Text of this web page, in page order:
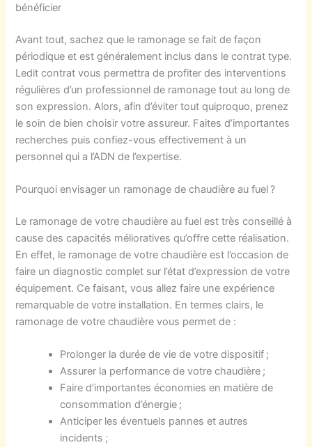
bénéficier
Avant tout, sachez que le ramonage se fait de façon
périodique et est généralement inclus dans le contrat type.
Ledit contrat vous permettra de profiter des interventions
régulières d’un professionnel de ramonage tout au long de
son expression. Alors, afin d’éviter tout quiproquo, prenez
le soin de bien choisir votre assureur. Faites d’importantes
recherches puis confiez-vous effectivement à un
personnel qui a l’ADN de l’expertise.
Pourquoi envisager un ramonage de chaudière au fuel ?
Le ramonage de votre chaudière au fuel est très conseillé à
cause des capacités mélioratives qu’offre cette réalisation.
En effet, le ramonage de votre chaudière est l’occasion de
faire un diagnostic complet sur l’état d’expression de votre
équipement. Ce faisant, vous allez faire une expérience
remarquable de votre installation. En termes clairs, le
ramonage de votre chaudière vous permet de :
Prolonger la durée de vie de votre dispositif ;
Assurer la performance de votre chaudière ;
Faire d’importantes économies en matière de
consommation d’énergie ;
Anticiper les éventuels pannes et autres
incidents ;